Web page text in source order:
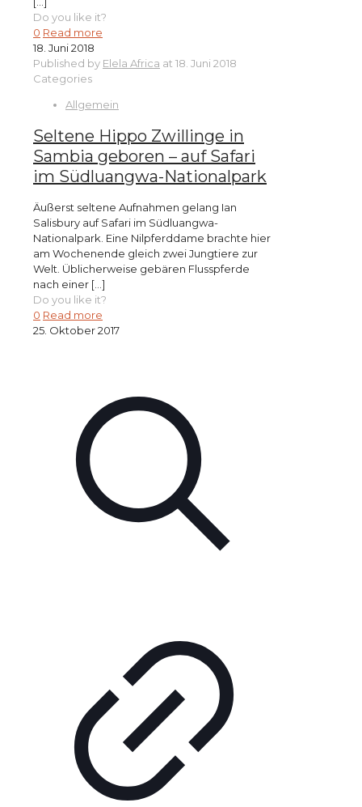
Do you like it?
0 Read more
18. Juni 2018
Published by Elela Africa at 18. Juni 2018
Categories
Allgemein
Seltene Hippo Zwillinge in
Sambia geboren – auf Safari
im Südluangwa-Nationalpark
Äußerst seltene Aufnahmen gelang Ian
Salisbury auf Safari im Südluangwa-
Nationalpark. Eine Nilpferddame brachte hier
am Wochenende gleich zwei Jungtiere zur
Welt. Üblicherweise gebären Flusspferde
nach einer […]
Do you like it?
0 Read more
25. Oktober 2017